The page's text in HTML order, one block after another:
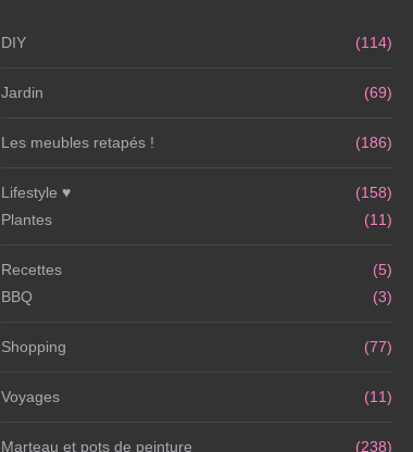
DIY (114)
Jardin (69)
Les meubles retapés ! (186)
Lifestyle ♥
(158)
Plantes
(11)
Recettes
(5)
BBQ
(3)
Shopping (77)
Voyages (11)
Marteau et pots de peinture (238)